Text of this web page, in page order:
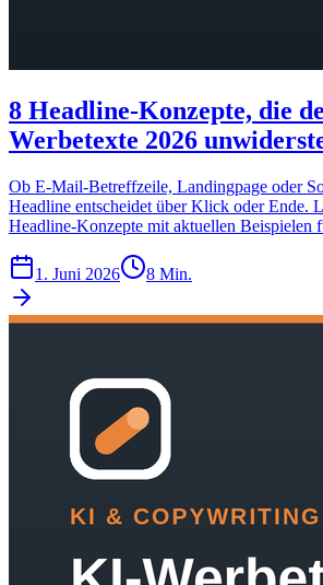
8 Headline-Konzepte, die
Werbetexte 2026
Ob E-Mail-Betreffzeile, Landingpage oder
Headline entscheidet über Klick oder Ende.
Headline-Konzepte mit aktuellen Beispielen
1. Juni 2026 8 Min.